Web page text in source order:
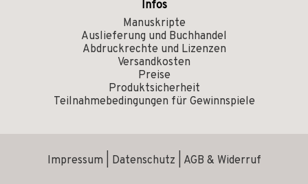
Infos
Manuskripte
Auslieferung und Buchhandel
Abdruckrechte und Lizenzen
Versandkosten
Preise
Produktsicherheit
Teilnahmebedingungen für Gewinnspiele
Impressum Datenschutz AGB & Widerruf